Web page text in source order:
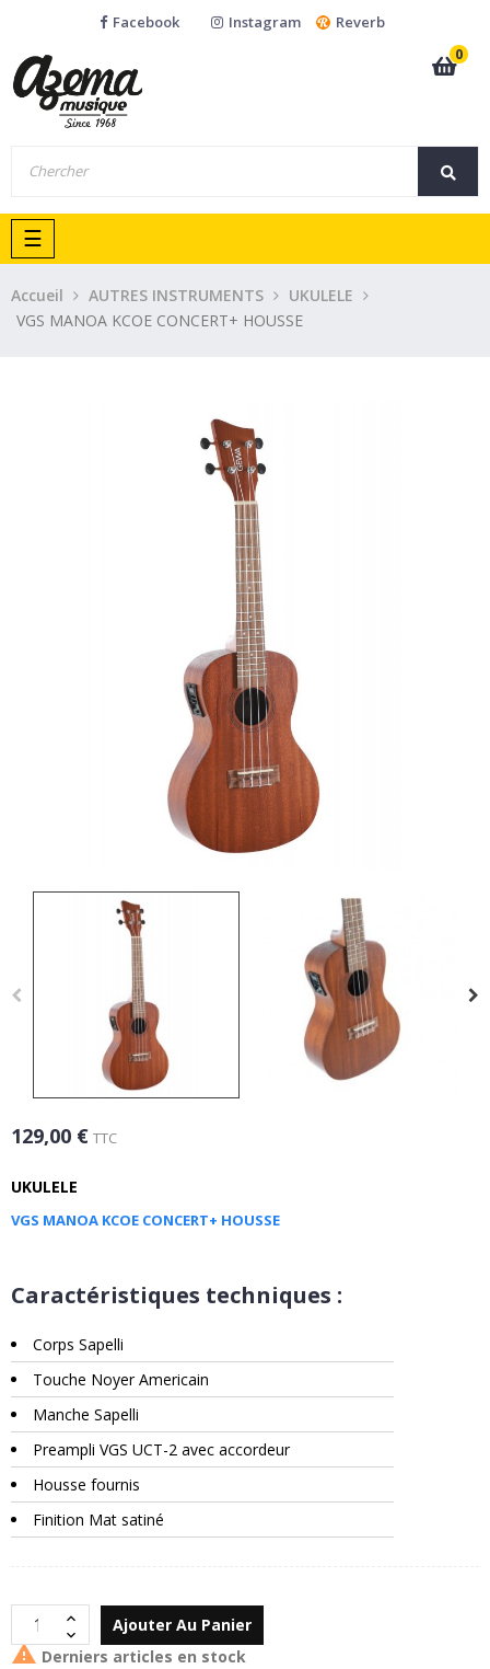
Facebook Instagram
Reverb
0
Basculer
la
navigation
☰
Accueil AUTRES INSTRUMENTS
UKULELE
VGS MANOA KCOE CONCERT+ HOUSSE
129,00 € TTC
UKULELE
VGS MANOA KCOE CONCERT+ HOUSSE
Caractéristiques techniques :
Corps Sapelli
Touche Noyer Americain
Manche Sapelli
Preampli VGS UCT-2 avec accordeur
Housse fournis
Finition Mat satiné
Ajouter Au Panier
 Derniers articles en stock